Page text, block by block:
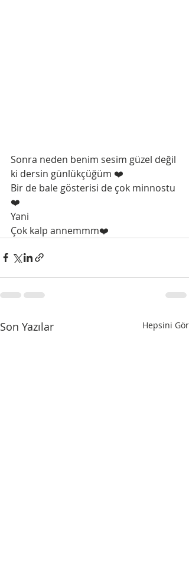
Sonra neden benim sesim güzel değil
ki dersin günlükçüğüm ❤️
Bir de bale gösterisi de çok minnostu
❤️
Yani
Çok kalp annemmm❤️
Son Yazılar Hepsini Gör